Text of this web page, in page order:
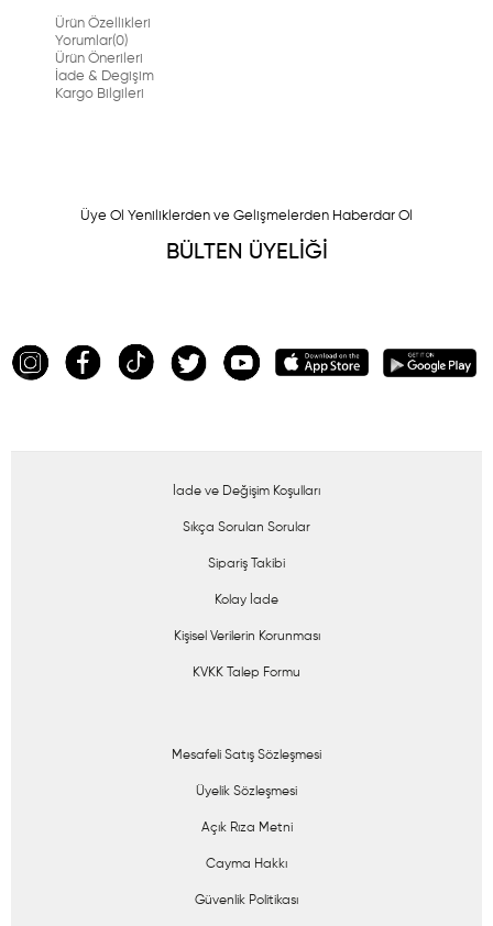
Ürün Özellikleri
Yorumlar(0)
Ürün Önerileri
İade & Degişim
Kargo Bilgileri
Üye Ol Yeniliklerden ve Gelişmelerden Haberdar Ol
BÜLTEN ÜYELİĞİ
İade ve Değişim Koşulları
Sıkça Sorulan Sorular
Sipariş Takibi
Kolay İade
Kişisel Verilerin Korunması
KVKK Talep Formu
Mesafeli Satış Sözleşmesi
Üyelik Sözleşmesi
Açık Rıza Metni
Cayma Hakkı
Güvenlik Politikası